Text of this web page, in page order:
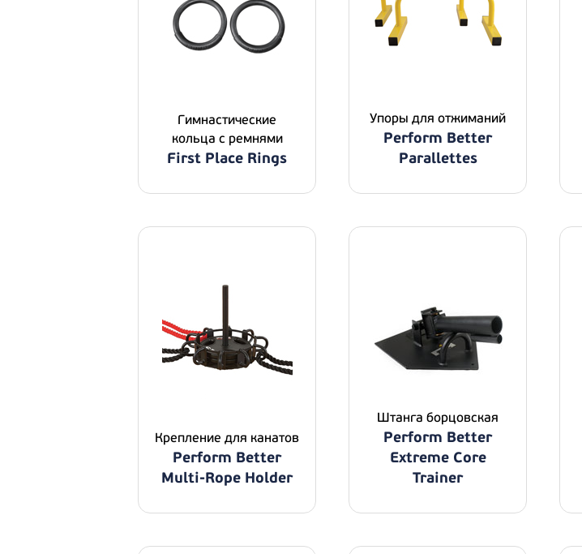
Гимнастические
кольца с ремнями
First Place Rings
Упоры для отжиманий
Perform Better
Parallettes
Крепление для канатов
Perform Better
Multi-Rope Holder
Штанга борцовская
Perform Better
Extreme Core
Trainer